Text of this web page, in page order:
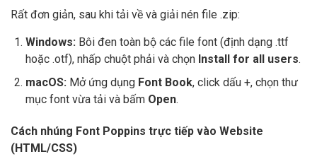
Rất đơn giản, sau khi tải về và giải nén file .zip:
Windows: Bôi đen toàn bộ các file font (định dạng .ttf
hoặc .otf), nhấp chuột phải và chọn Install for all users.
macOS:Mở ứng dụng Font Book, click dấu +, chọn thư
mục font vừa tải và bấm Open.
Cách nhúng Font Poppins trực tiếp vào Website
(HTML/CSS)